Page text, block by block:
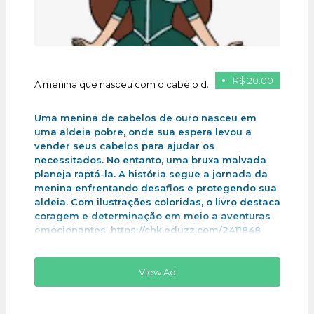
R$ 20.00
A menina que nasceu com o cabelo de ouro
Uma menina de cabelos de ouro nasceu em
uma aldeia pobre, onde sua espera levou a
vender seus cabelos para ajudar os
necessitados. No entanto, uma bruxa malvada
planeja raptá-la. A história segue a jornada da
menina enfrentando desafios e protegendo sua
aldeia. Com ilustrações coloridas, o livro destaca
coragem e determinação em meio a aventuras
emocionantes .https://chk.eduzz.com/2411848
View Ad